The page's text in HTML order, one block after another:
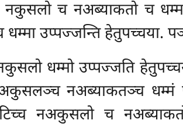
च नअब्याकतो च
उप्पज्जन्ति हेतुपच्चया.
धम्मो उप्पज्जति
नअब्याकतञ्च धम्मं
नअकुसलो च